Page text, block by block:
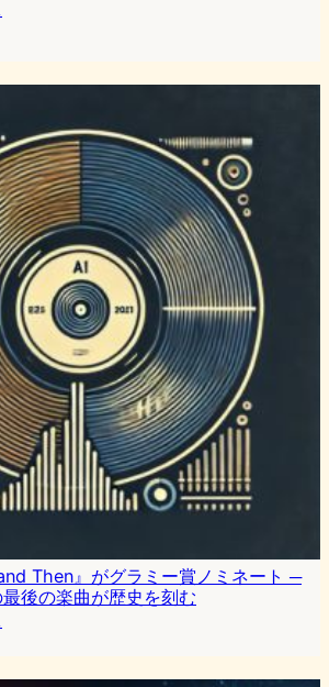
Then』がグラミー賞ノミネート ─
後の楽曲が歴史を刻む